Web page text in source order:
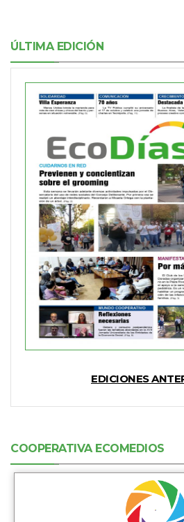
ÚLTIMA EDICIÓN
EDICIONES
COOPERATIVA ECOMEDIOS